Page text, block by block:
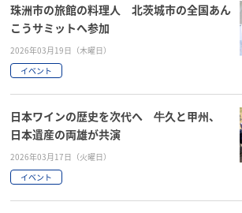
珠洲市の旅館の料理人 北茨城市の全国あん
こうサミットへ参加
2026年03月19日（木曜日）
イベント
日本ワインの歴史を次代へ 牛久と甲州、
日本遺産の両雄が共演
2026年03月17日（火曜日）
イベント